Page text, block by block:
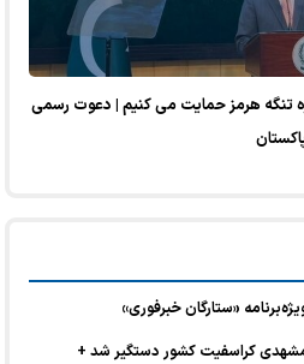
تنگه هرمز حمایت می کنیم | دعوت رسمی
«ستارگان خبرفوری»
کراسفیت کشور دستگیر شد +